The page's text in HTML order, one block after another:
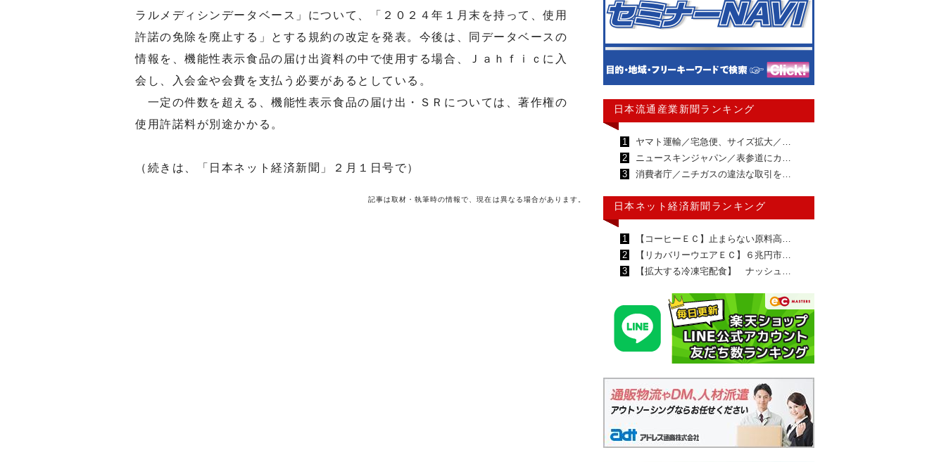
ラルメディシンデータベース」について、「２０２４年１月末を持って、使用
許諾の免除を廃止する」とする規約の改定を発表。今後は、同データベースの
情報を、機能性表示食品の届け出資料の中で使用する場合、Ｊａｈｆｉｃに入
会し、入会金や会費を支払う必要があるとしている。
一定の件数を超える、機能性表示食品の届け出・ＳＲについては、著作権の
使用許諾料が別途かかる。
（続きは、「日本ネット経済新聞」２月１日号で）
記事は取材・執筆時の情報で、現在は異なる場合があります。
日本流通産業新聞ランキング
1
ヤマト運輸／宅急便、サイズ拡大／…
2
ニュースキンジャパン／表参道にカ…
3
消費者庁／ニチガスの違法な取引を…
日本ネット経済新聞ランキング
1
【コーヒーＥＣ】止まらない原料高…
2
【リカバリーウエアＥＣ】６兆円市…
3
【拡大する冷凍宅配食】 ナッシュ…